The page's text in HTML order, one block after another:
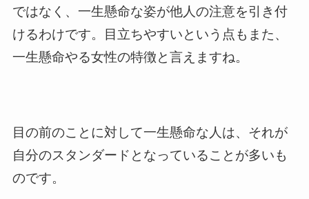
ではなく、一生懸命な姿が他人の注意を引き付
けるわけです。目立ちやすいという点もまた、
一生懸命やる女性の特徴と言えますね。
目の前のことに対して一生懸命な人は、それが
自分のスタンダードとなっていることが多いも
のです。